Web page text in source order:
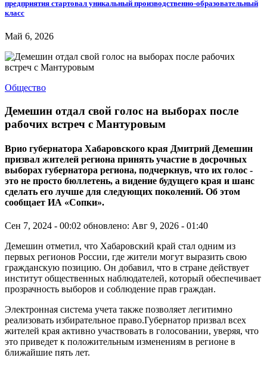
предприятия стартовал уникальный производственно-образовательный
класс
Май 6, 2026
Общество
Демешин отдал свой голос на выборах после
рабочих встреч с Мантуровым
Врио губернатора Хабаровского края Дмитрий Демешин
призвал жителей региона принять участие в досрочных
выборах губернатора региона, подчеркнув, что их голос -
это не просто бюллетень, а видение будущего края и шанс
сделать его лучше для следующих поколений. Об этом
сообщает ИА «Сопки».
Сен 7, 2024 - 00:02 обновлено: Авг 9, 2026 - 01:40
Демешин отметил, что Хабаровский край стал одним из
первых регионов России, где жители могут выразить свою
гражданскую позицию. Он добавил, что в стране действует
институт общественных наблюдателей, который обеспечивает
прозрачность выборов и соблюдение прав граждан.
Электронная система учета также позволяет легитимно
реализовать избирательное право.Губернатор призвал всех
жителей края активно участвовать в голосовании, уверяя, что
это приведет к положительным изменениям в регионе в
ближайшие пять лет.